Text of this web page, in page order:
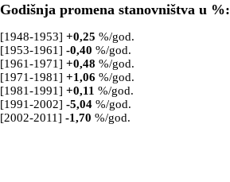
Godišnja promena stanovništva u %:
[1948-1953] +0,25 %/god.
[1953-1961] -0,40 %/god.
[1961-1971] +0,48 %/god.
[1971-1981] +1,06 %/god.
[1981-1991] +0,11 %/god.
[1991-2002] -5,04 %/god.
[2002-2011] -1,70 %/god.